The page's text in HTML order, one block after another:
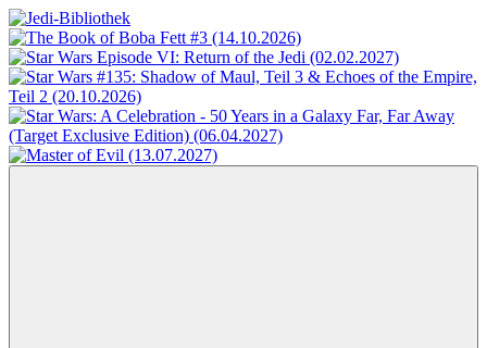
Zum
Inhalt
springen
Jedi-
Bibliothek
Das
Portal
für
Star
Wars-
Literatur